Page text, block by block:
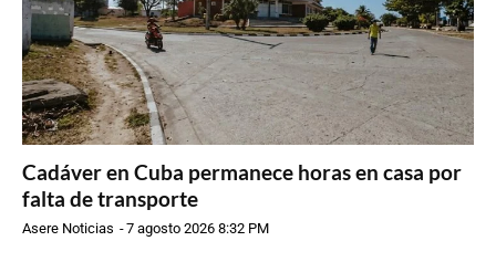
Cadáver en Cuba permanece horas en casa por
falta de transporte
Asere Noticias -7 agosto 2026 8:32 PM